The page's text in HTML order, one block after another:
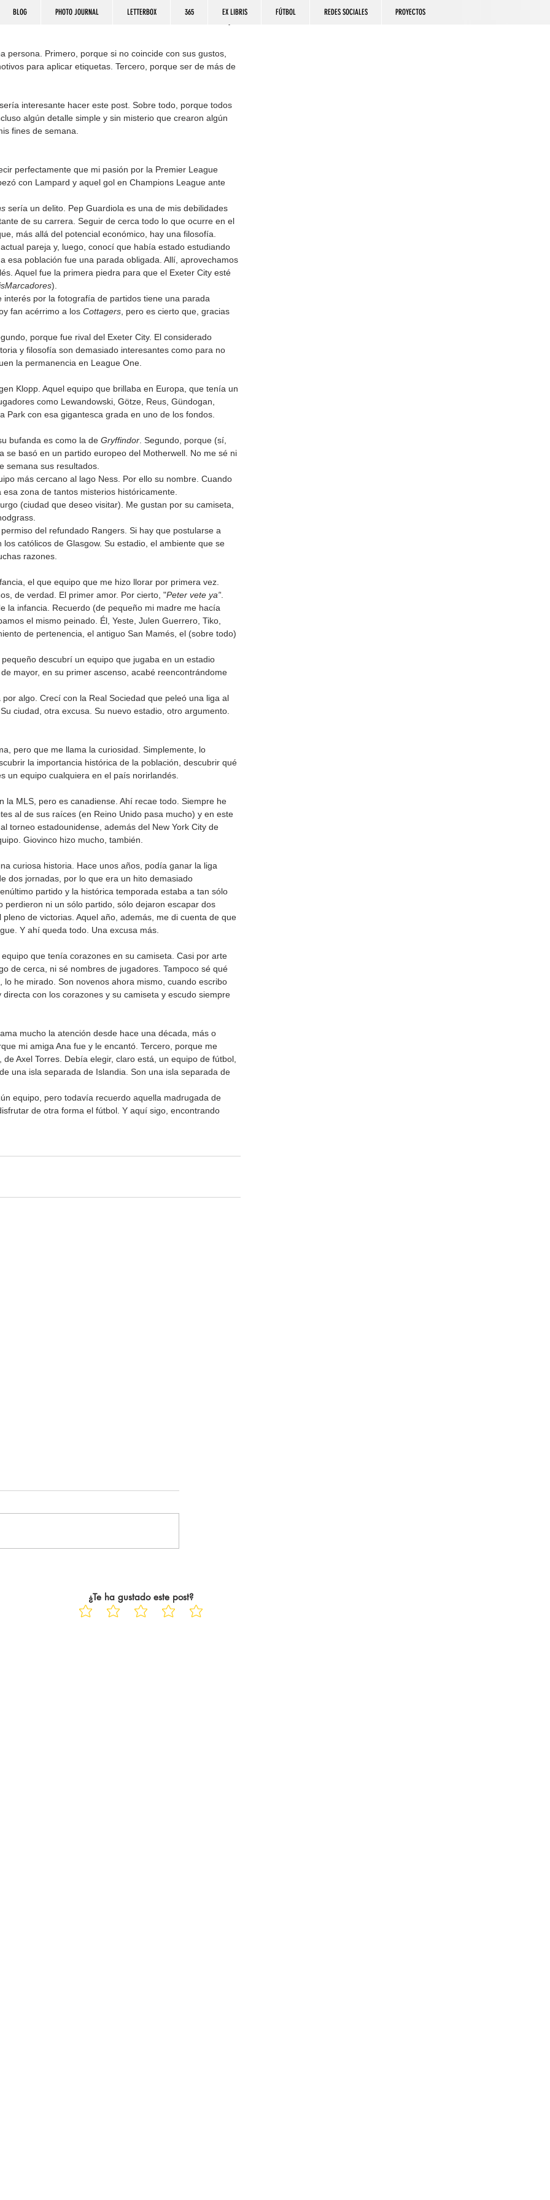
Primero, porque si no coincide con sus gustos,
para aplicar etiquetas. Tercero, porque ser de más de
interesante hacer este post. Sobre todo, porque todos
algún detalle simple y sin misterio que crearon algún
fines de semana.
perfectamente que mi pasión por la Premier League
con Lampard y aquel gol en Champions League ante
sería un delito. Pep Guardiola es una de mis debilidades
de su carrera. Seguir de cerca todo lo que ocurre en el
más allá del potencial económico, hay una filosofía.
pareja y, luego, conocí que había estado estudiando
esa población fue una parada obligada. Allí, aprovechamos
Aquel fue la primera piedra para que el Exeter City esté
).
por la fotografía de partidos tiene una parada
fan acérrimo a los Cottagers , pero es cierto que, gracias
porque fue rival del Exeter City. El considerado
y filosofía son demasiado interesantes como para no
la permanencia en League One.
Klopp. Aquel equipo que brillaba en Europa, que tenía un
como Lewandowski, Götze, Reus, Gündogan,
Park con esa gigantesca grada en uno de los fondos.
bufanda es como la de Gryffindor . Segundo, porque (sí,
se basó en un partido europeo del Motherwell. No me sé ni
semana sus resultados.
más cercano al lago Ness. Por ello su nombre. Cuando
zona de tantos misterios históricamente.
(ciudad que deseo visitar). Me gustan por su camiseta,
del refundado Rangers. Si hay que postularse a
católicos de Glasgow. Su estadio, el ambiente que se
razones.
el que equipo que me hizo llorar por primera vez.
de verdad. El primer amor. Por cierto, "Peter vete ya"
la infancia. Recuerdo (de pequeño mi madre me hacía
el mismo peinado. Él, Yeste, Julen Guerrero, Tiko,
de pertenencia, el antiguo San Mamés, el (sobre todo)
descubrí un equipo que jugaba en un estadio
mayor, en su primer ascenso, acabé reencontrándome
algo. Crecí con la Real Sociedad que peleó una liga al
ciudad, otra excusa. Su nuevo estadio, otro argumento.
pero que me llama la curiosidad. Simplemente, lo
la importancia histórica de la población, descubrir qué
un equipo cualquiera en el país norirlandés.
la MLS, pero es canadiense. Ahí recae todo. Siempre he
al de sus raíces (en Reino Unido pasa mucho) y en este
torneo estadounidense, además del New York City de
Giovinco hizo mucho, también.
curiosa historia. Hace unos años, podía ganar la liga
dos jornadas, por lo que era un hito demasiado
partido y la histórica temporada estaba a tan sólo
ni un sólo partido, sólo dejaron escapar dos
de victorias. Aquel año, además, me di cuenta de que
Y ahí queda todo. Una excusa más.
que tenía corazones en su camiseta. Casi por arte
de cerca, ni sé nombres de jugadores. Tampoco sé qué
he mirado. Son novenos ahora mismo, cuando escribo
con los corazones y su camiseta y escudo siempre
mucho la atención desde hace una década, más o
mi amiga Ana fue y le encantó. Tercero, porque me
, de Axel Torres. Debía elegir, claro está, un equipo de fútbol,
una isla separada de Islandia. Son una isla separada de
equipo, pero todavía recuerdo aquella madrugada de
de otra forma el fútbol. Y aquí sigo, encontrando
en redes
" Joder, debería venir mucho
BLOG PHOTO JOURNAL LETTERBOX 365 EX LIBRIS FÚTBOL REDES SOCIALES PROYECTOS
¿Te ha gustado este post?